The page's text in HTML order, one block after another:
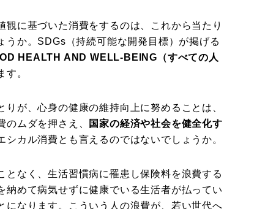
観に基づいた消費をするのは、これから当たり
うか。SDGs（持続可能な開発目標）が掲げる
HEALTH AND WELL-BEING（すべての人
す。
が、心身の健康の維持向上に努めることは、
のムダを押さえ、
国家の経済や社会を健全化す
シカル消費とも言えるのではないでしょうか。
となく、生活習慣病に罹患し保険料を浪費する
納めて病気せずに健康でいる生活者が払ってい
になります。こういう人の浪費が、若い世代へ